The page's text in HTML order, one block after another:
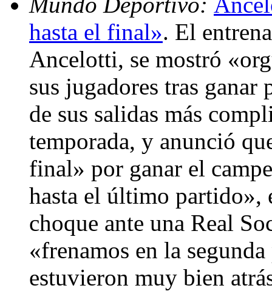
hasta el final». El
Ancelotti, se mostró
sus jugadores tras ganar
de sus salidas más
temporada, y anunció
final» por ganar el
hasta el último partido»,
choque ante una Real
«frenamos en la
estuvieron muy bien